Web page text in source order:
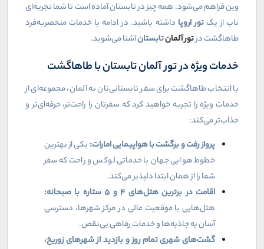
وین فراهم می‌شود. همه چیز در تابستان آماده است تا شما تجربه‌ای
ناب از یکتور اروپا داشته باشید. در ادامه با خدمات منحصربه‌فرد
طاهاگشت درتور آلمانتابستانآشنا می‌شوید.
خدمات ویژه در تور آلمان تابستان با طاهاگشت
با انتخاب طاهاگشت برای سفر تابستانی‌تان به آلمان، مجموعه‌ای از
خدمات ویژه را تجربه خواهید کرد که سفرتان را راحت‌تر، حرفه‌ای‌تر و
جذاب‌تر می‌کند:
پرواز رفت و برگشت با هواپیمایی امارات: یکی از بهترین
خطوط هوایی جهان با خدماتی لوکس و راحت که سفر
شما را از همان ابتدا دلپذیر می‌کند.
اقامت در برترین هتل‌های ۴و ۵ستاره با صبحانه:
هتل‌هایی با موقعیت عالی در مرکز شهرها، دسترسی
آسان به جاذبه‌ها و خدمات رفاهی بی‌نقص.
گشت‌های شهری تمام روز و بازدید از شهرهای زوریخ،